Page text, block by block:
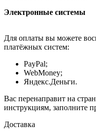
Электронные системы
Для оплаты вы можете
платёжных систем:
PayPal;
WebMoney;
Яндекс.Деньги.
Вас перенаправит на
инструкциям, заполните
Доставка